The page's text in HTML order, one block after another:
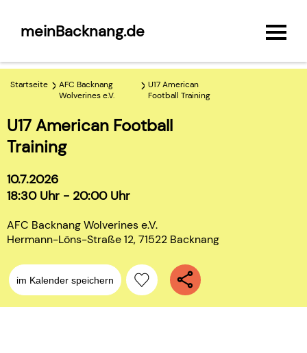
meinBacknang.de
Startseite
AFC Backnang
Wolverines e.V.
U17 American
Football Training
U17 American Football
Training
10.7.2026
18:30 Uhr - 20:00 Uhr
AFC Backnang Wolverines e.V.
Hermann-Löns-Straße 12, 71522 Backnang
im Kalender speichern